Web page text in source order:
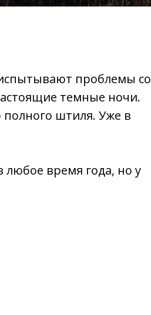
проблемы со
темные ночи.
штиля. Уже в
любое время года, но у